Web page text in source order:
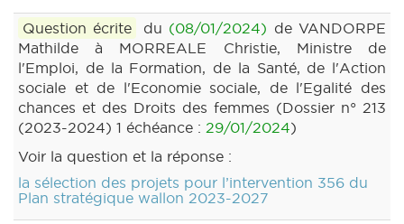
Question écrite du (08/01/2024) de VANDORPE
Mathilde à MORREALE Christie, Ministre de
l'Emploi, de la Formation, de la Santé, de l'Action
sociale et de l'Economie sociale, de l'Egalité des
chances et des Droits des femmes (Dossier n° 213
(2023-2024) 1 échéance : 29/01/2024)
Voir la question et la réponse :
la sélection des projets pour l’intervention 356 du
Plan stratégique wallon 2023-2027